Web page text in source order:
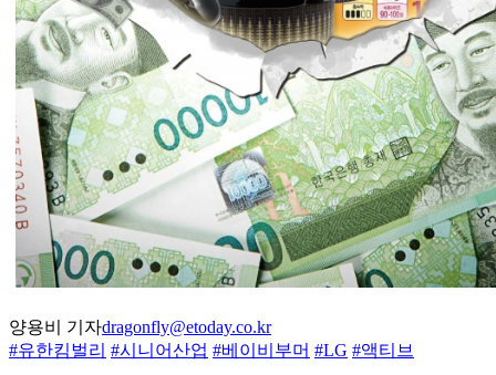
양용비 기자dragonfly@etoday.co.kr
#유한킴벌리 #시니어산업 #베이비부머 #LG #액티브